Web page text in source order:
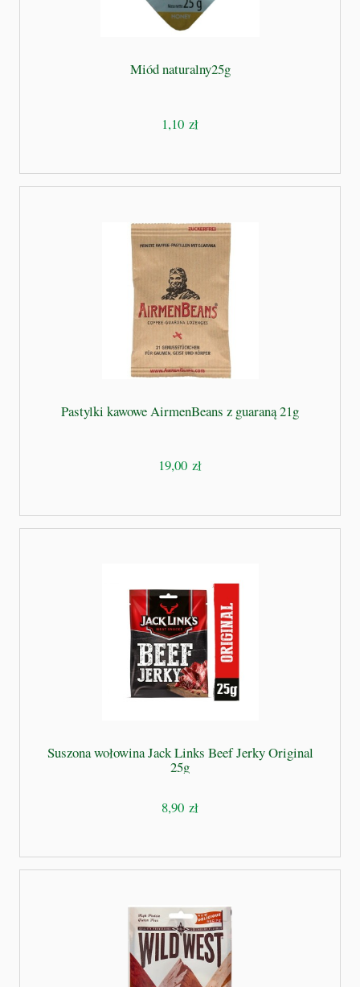
Miód naturalny25g
1,10 zł
Pastylki kawowe AirmenBeans z guaraną 21g
19,00 zł
Suszona wołowina Jack Links Beef Jerky Original
25g
8,90 zł